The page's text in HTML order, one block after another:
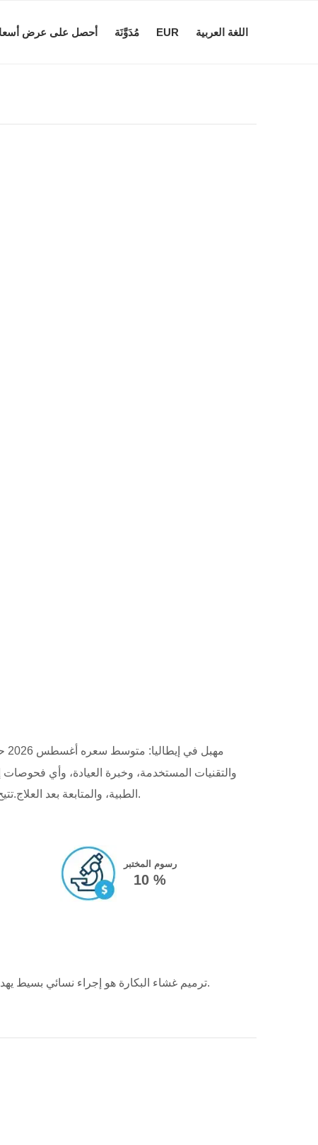
أحصل على عرض مُدَوَّنَة EUR اللغة العربية
مهبل في إيطاليا: متوسط ​​سعره أغسطس 2026 حوالي
والتقنيات المستخدمة، وخبرة العيادة، وأي
الطبية، والمتابعة بعد العلاج.تتيح لك مقارنة العيادات تقييم ليس فقط الأسعار، بل أيضًا جودة المرافق، والبروتوكولات الطبية المُقدمة، والدعم المُخصص المُقدم.
رسوم المختبر
10 %
ترميم غشاء البكارة هو إجراء نسائي بسيط يهدف إلى إعادة بناء الغشاء أو إعادة تكوينه لأسباب شخصية أو ثقافية أو نفسية مع الحفاظ على السرية التامة والموافقة المستنيرة.